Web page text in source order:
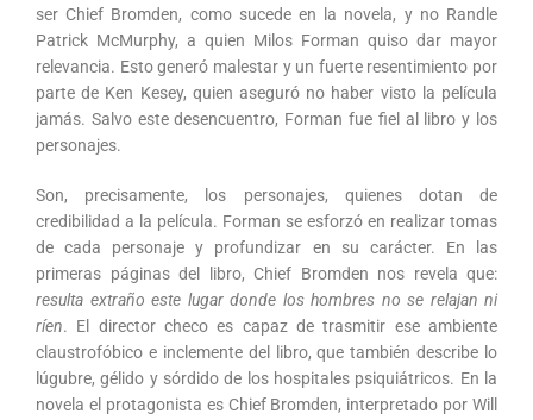
ser Chief Bromden, como sucede en la novela, y no Randle
Patrick McMurphy, a quien Milos Forman quiso dar mayor
relevancia. Esto generó malestar y un fuerte resentimiento por
parte de Ken Kesey, quien aseguró no haber visto la película
jamás. Salvo este desencuentro, Forman fue fiel al libro y los
personajes.
Son, precisamente, los personajes, quienes dotan de
credibilidad a la película. Forman se esforzó en realizar tomas
de cada personaje y profundizar en su carácter. En las
primeras páginas del libro, Chief Bromden nos revela que:
resulta extraño este lugar donde los hombres no se relajan ni
ríen. El director checo es capaz de trasmitir ese ambiente
claustrofóbico e inclemente del libro, que también describe lo
lúgubre, gélido y sórdido de los hospitales psiquiátricos. En la
novela el protagonista es Chief Bromden, interpretado por Will